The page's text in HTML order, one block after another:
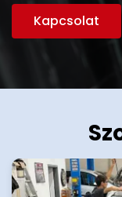
Kapcsolat